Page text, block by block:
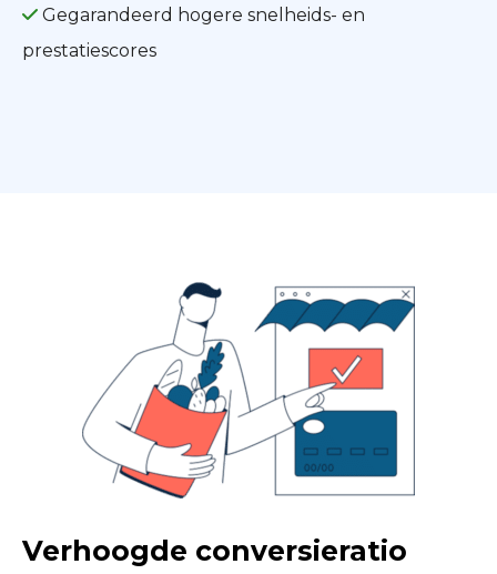
Gegarandeerd hogere snelheids- en
prestatiescores
Verhoogde conversieratio